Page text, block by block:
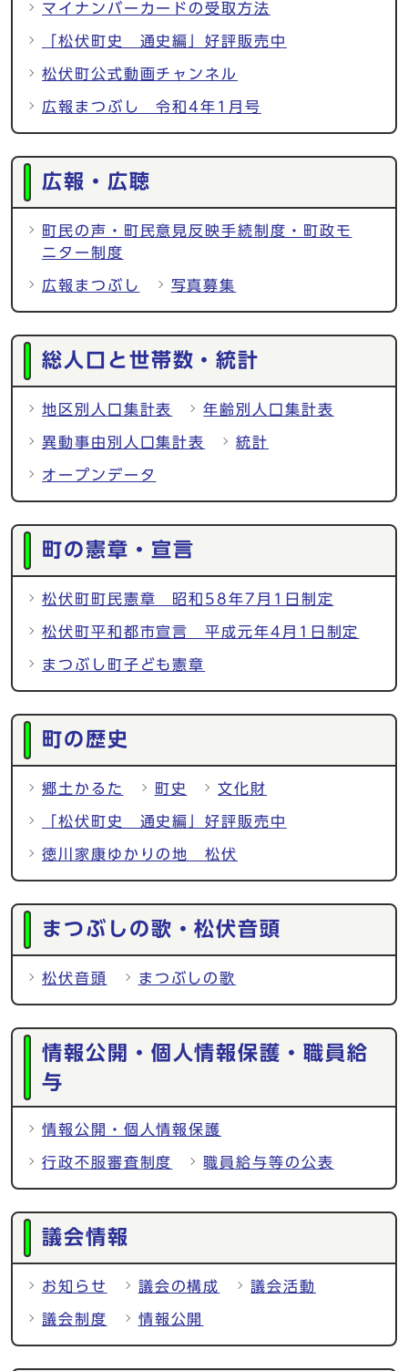
マイナンバーカードの受取方法
「松伏町史 通史編」好評販売中
松伏町公式動画チャンネル
広報まつぶし 令和4年1月号
広報・広聴
町民の声・町民意見反映手続制度・町政モ
ニター制度
広報まつぶし 写真募集
総人口と世帯数・統計
地区別人口集計表 年齢別人口集計表
異動事由別人口集計表 統計
オープンデータ
町の憲章・宣言
松伏町町民憲章 昭和58年7月1日制定
松伏町平和都市宣言 平成元年4月1日制定
まつぶし町子ども憲章
町の歴史
郷土かるた 町史 文化財
「松伏町史 通史編」好評販売中
徳川家康ゆかりの地 松伏
まつぶしの歌・松伏音頭
松伏音頭 まつぶしの歌
情報公開・個人情報保護・職員給
与
情報公開・個人情報保護
行政不服審査制度 職員給与等の公表
議会情報
お知らせ 議会の構成 議会活動
議会制度 情報公開